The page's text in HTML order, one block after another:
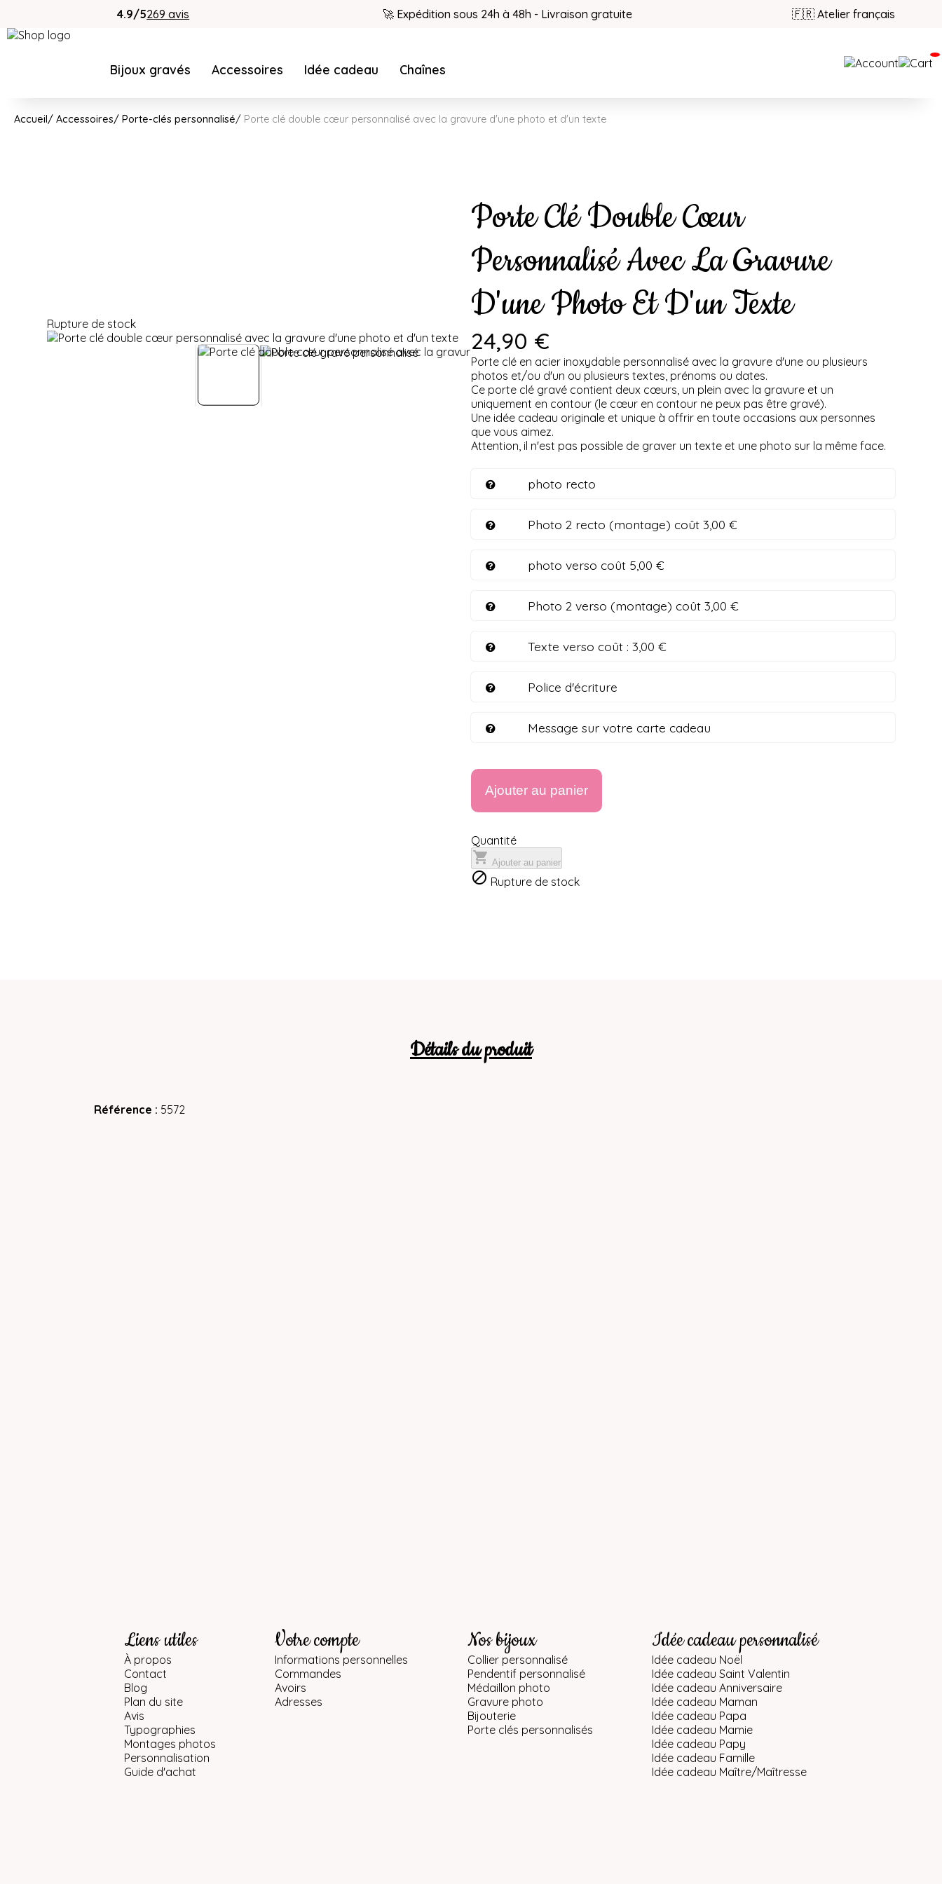
4.9/5269 avis 🚀 Expédition sous 24h à 48h - Livraison gratuite 🇫🇷 Atelier français
Bijoux gravés Accessoires Idée cadeau Chaînes
Accueil Accessoires Porte-clés personnalisé Porte clé double cœur personnalisé avec la gravure d'une photo et d'un texte
Rupture de stock
Porte Clé Double Cœur
Personnalisé Avec La Gravure
D'une Photo Et D'un Texte
24,90 €
Porte clé en acier inoxydable personnalisé avec la gravure d'une ou plusieurs
photos et/ou d'un ou plusieurs textes, prénoms ou dates.
Ce porte clé gravé contient deux cœurs, un plein avec la gravure et un
uniquement en contour (le cœur en contour ne peux pas être gravé).
Une idée cadeau originale et unique à offrir en toute occasions aux personnes
que vous aimez.
Attention, il n'est pas possible de graver un texte et une photo sur la même face.
photo recto
Photo 2 recto (montage) coût 3,00 €
photo verso coût 5,00 €
Photo 2 verso (montage) coût 3,00 €
Texte verso coût :3,00 €
Police d'écriture
Message sur votre carte cadeau
Ajouter au panier
Quantité
 Ajouter au panier
 Rupture de stock
Détails du produit
Référence 5572
Liens utiles
À propos
Contact
Blog
Plan du site
Avis
Typographies
Montages photos
Personnalisation
Guide d'achat
Votre compte
Informations personnelles
Commandes
Avoirs
Adresses
Nos bijoux
Collier personnalisé
Pendentif personnalisé
Médaillon photo
Gravure photo
Bijouterie
Porte clés personnalisés
Idée cadeau personnalisé
Idée cadeau Noël
Idée cadeau Saint Valentin
Idée cadeau Anniversaire
Idée cadeau Maman
Idée cadeau Papa
Idée cadeau Mamie
Idée cadeau Papy
Idée cadeau Famille
Idée cadeau Maître/Maîtresse